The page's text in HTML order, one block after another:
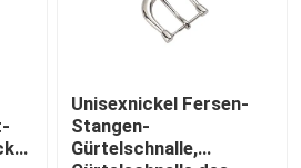
Unisexnickel Fersen-
Stangen-
Gürtelschnalle,